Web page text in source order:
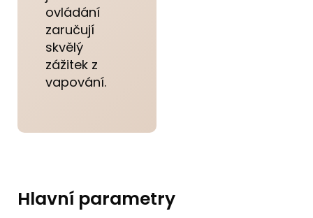
ovládání
zaručují
skvělý
zážitek z
vapování.
Hlavní parametry